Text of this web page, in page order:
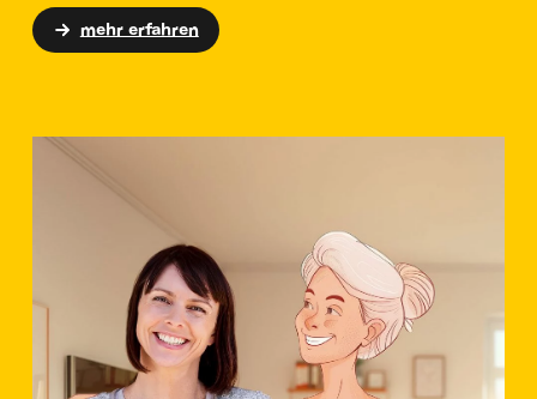
mehr erfahren